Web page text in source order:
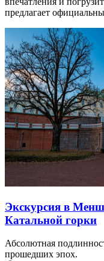
предлагает
Экскурсия в
Катальной горки
Абсолютная
прошедших эпох.